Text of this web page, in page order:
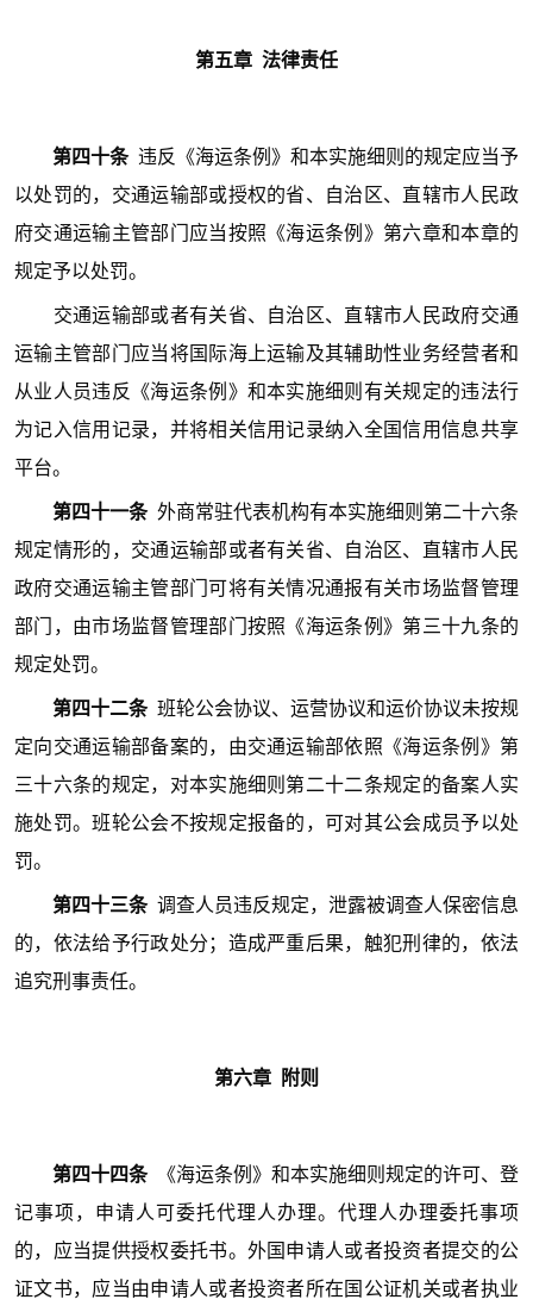
第五章 法律责任
第四十条 违反《海运条例》和本实施细则的规定应当予
以处罚的，交通运输部或授权的省、自治区、直辖市人民政
府交通运输主管部门应当按照《海运条例》第六章和本章的
规定予以处罚。
交通运输部或者有关省、自治区、直辖市人民政府交通
运输主管部门应当将国际海上运输及其辅助性业务经营者和
从业人员违反《海运条例》和本实施细则有关规定的违法行
为记入信用记录，并将相关信用记录纳入全国信用信息共享
平台。
第四十一条 外商常驻代表机构有本实施细则第二十六条
规定情形的，交通运输部或者有关省、自治区、直辖市人民
政府交通运输主管部门可将有关情况通报有关市场监督管理
部门，由市场监督管理部门按照《海运条例》第三十九条的
规定处罚。
第四十二条 班轮公会协议、运营协议和运价协议未按规
定向交通运输部备案的，由交通运输部依照《海运条例》第
三十六条的规定，对本实施细则第二十二条规定的备案人实
施处罚。班轮公会不按规定报备的，可对其公会成员予以处
罚。
第四十三条 调查人员违反规定，泄露被调查人保密信息
的，依法给予行政处分；造成严重后果，触犯刑律的，依法
追究刑事责任。
第六章 附则
第四十四条
《海运条例》和本实施细则规定的许可、登
记事项，申请人可委托代理人办理。代理人办理委托事项
的，应当提供授权委托书。外国申请人或者投资者提交的公
证文书，应当由申请人或者投资者所在国公证机关或者执业